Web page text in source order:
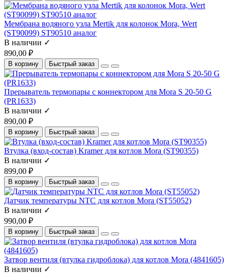
Мембрана водяного узла Mertik для колонок Mora, Wert
(ST90099) ST90510 аналог
В наличии ✓
890,00 ₽
В корзину Быстрый заказ
Прерыватель термопары с коннектором для Mora S 20-50 G
(PR1633)
В наличии ✓
890,00 ₽
В корзину Быстрый заказ
Втулка (вход-состав) Kramer для котлов Mora (ST90355)
В наличии ✓
899,00 ₽
В корзину Быстрый заказ
Датчик температуры NTC для котлов Mora (ST55052)
В наличии ✓
990,00 ₽
В корзину Быстрый заказ
Затвор вентиля (втулка гидроблока) для котлов Mora (4841605)
В наличии ✓